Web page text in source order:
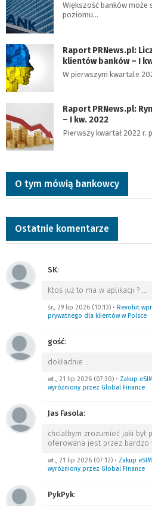
Większość banków
poziomu…
Raport PRNews.pl:
klientów banków – I
W pierwszym kwartale
Raport PRNews.pl:
– I kw. 2022
Pierwszy kwartał 2022 r.
O tym mówią bankowcy
Ostatnie komentarze
SK:
Ktoś już to ma w aplikacji ? …
śr., 29 lip 2026 (10:13) • Revolut
prywatnego dla klientów w Polsce
gość:
dokładnie …
wt., 21 lip 2026 (07:30) • Zakup
wyróżniony przez Global Finance
Jas Fasola:
chciałbym zrozumieć jaki był
oferowana jest przez bardzo
wt., 21 lip 2026 (07:12) • Zakup
wyróżniony przez Global Finance
PykPyk: